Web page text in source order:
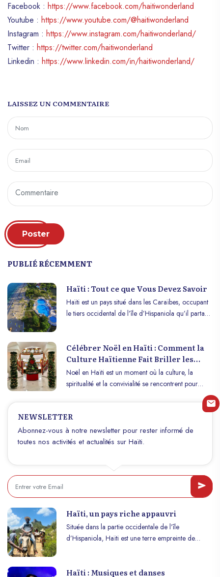
Facebook : https://www.facebook.com/haitiwonderland
Youtube : https://www.youtube.com/@haitiwonderland
Instagram : https://www.instagram.com/haitiwonderland/
Twitter : https://twitter.com/haitiwonderland
Linkedin : https://www.linkedin.com/in/haitiwonderland/
LAISSEZ UN COMMENTAIRE
Poster
PUBLIÉ RÉCEMMENT
Haïti : Tout ce que Vous Devez Savoir
Haïti est un pays situé dans les Caraïbes, occupant
le tiers occidental de l’île d’Hispaniola qu’il partage
vibrante, son patrimoine unique et sa résilience face
aux défis.
Célébrer Noël en Haïti : Comment la
Culture Haïtienne Fait Briller les
Fêtes
Noël en Haïti est un moment où la culture, la
spiritualité et la convivialité se rencontrent pour
créer une atmosphère unique et chaleureuse. Cette
fête, profondément ancrée dans les traditions du
pays, est l’occasion de réunir les familles, de
partager des repas savoureux et de célébrer
ensemble dans un esprit de solidarité. Cet article
en lumière les traditions locales, les festins et l’esprit
communautaire qui font de cette période une
NEWSLETTER
Abonnez-vous à notre newsletter pour rester informé de
toutes nos activités et actualités sur Haïti.
Haïti, un pays riche appauvri
Située dans la partie occidentale de l’île
d’Hispaniola, Haïti est une terre empreinte de
paysages, la richesse de sa culture et la délicatesse
Haïti : Musiques et danses